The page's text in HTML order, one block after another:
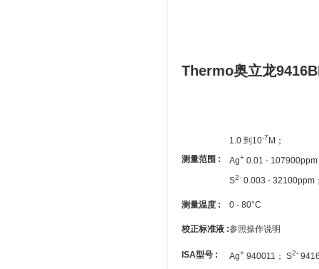
Thermo奥立龙
测量范围 :
1.0 到10-7 M；
Ag+ 0.01 - 107900ppm
S2- 0.003 - 32100ppm
测量温度 : 0 - 80°C
校正标准液 :参照操作说明
ISA型号 : Ag+ 940011； S2-